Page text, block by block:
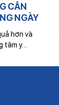
CẦN
NGÀY
hơn và
tâm y…